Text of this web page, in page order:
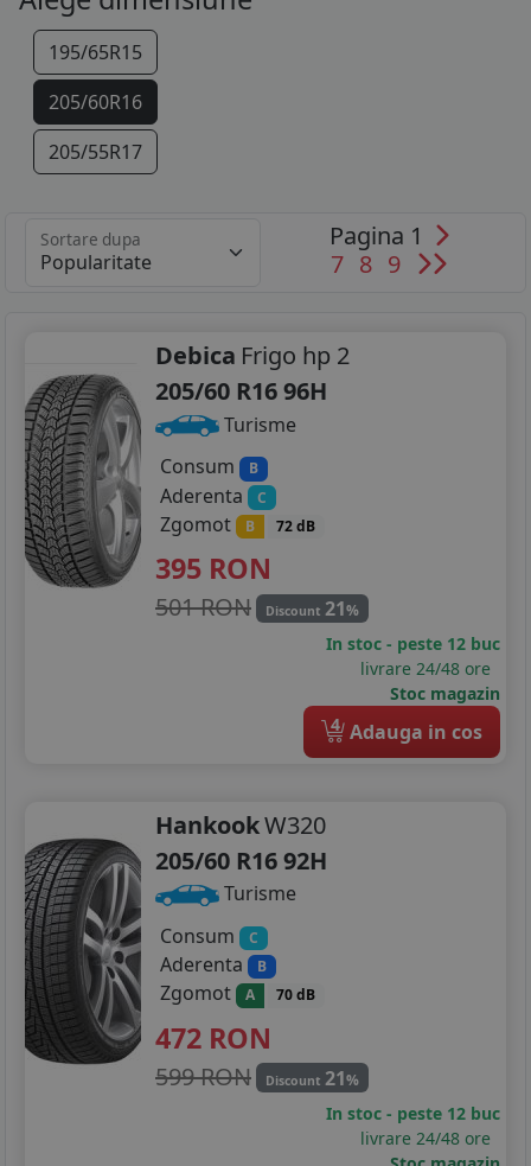
195/65R15
205/60R16
205/55R17
Sortare dupa
Pagina 1
7 8 9
Debica Frigo hp 2
205/60 R16 96H
Turisme
Consum
B
Aderenta C
Zgomot B 72 dB
395 RON
501 RON Discount 21%
In stoc - peste 12 buc
livrare 24/48 ore
Stoc magazin
4 Adauga in cos
HankookW320
205/60 R16 92H
Turisme
Consum
C
Aderenta B
Zgomot A 70 dB
472 RON
599 RON Discount 21%
In stoc - peste 12 buc
livrare 24/48 ore